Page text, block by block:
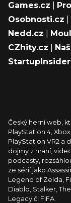
Games.cz
Osobnosti.cz
Nedd.cz
CZhity.cz
Český herní web,
PlayStation 4,
PlayStation VR2 a
dojmy z hraní,
podcasty,
ze sérií jako
Legend of Zelda,
Diablo, Stalker,
Legacy či FIFA.